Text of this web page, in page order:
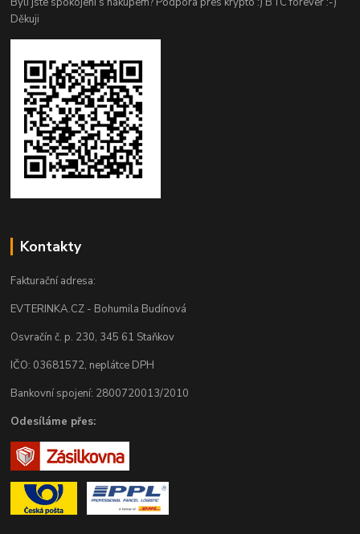
Děkuji
Kontakty
Fakturační adresa:
EVTERINKA.CZ - Bohumila Budínová
Osvračín č. p. 230, 345 61 Staňkov
IČO: 03681572, neplátce DPH
Bankovní spojení: 2800720013/2010
Odesíláme přes: